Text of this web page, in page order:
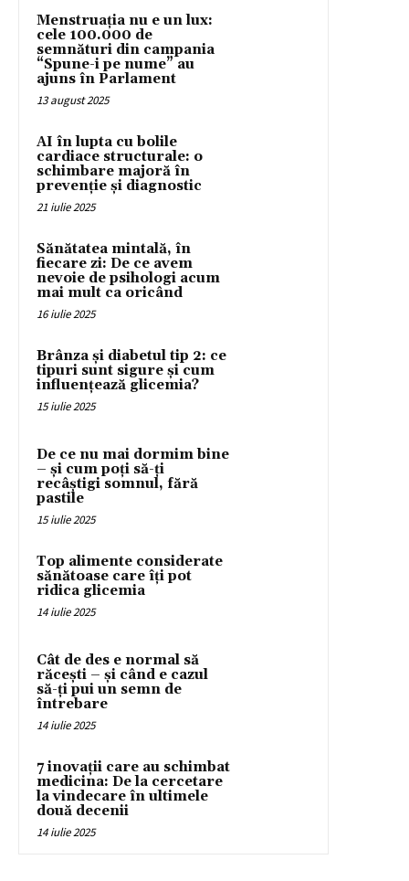
Menstruația nu e un lux:
cele 100.000 de
semnături din campania
“Spune-i pe nume” au
ajuns în Parlament
13 august 2025
AI în lupta cu bolile
cardiace structurale: o
schimbare majoră în
prevenție și diagnostic
21 iulie 2025
Sănătatea mintală, în
fiecare zi: De ce avem
nevoie de psihologi acum
mai mult ca oricând
16 iulie 2025
Brânza și diabetul tip 2: ce
tipuri sunt sigure și cum
influențează glicemia?
15 iulie 2025
De ce nu mai dormim bine
– și cum poți să-ți
recâștigi somnul, fără
pastile
15 iulie 2025
Top alimente considerate
sănătoase care îți pot
ridica glicemia
14 iulie 2025
Cât de des e normal să
răcești – și când e cazul
să-ți pui un semn de
întrebare
14 iulie 2025
7 inovații care au schimbat
medicina: De la cercetare
la vindecare în ultimele
două decenii
14 iulie 2025